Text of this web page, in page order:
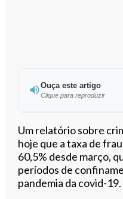
Ouça este artigo
Clique para reproduzir
Ouvir
Um relatório sobre
hoje que a taxa de
60,5% desde março,
períodos de
pandemia da covid-19.